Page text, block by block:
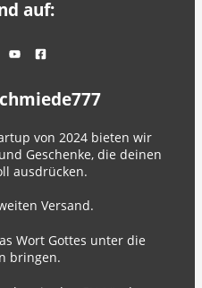
auf:
von 2024 bieten wir
Geschenke, die deinen
ausdrücken.
Versand.
Wort Gottes unter die
bringen.